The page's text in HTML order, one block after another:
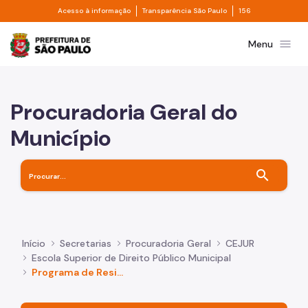
Pular para o Conteúdo principal
Acesso à informação Divisor de acesso à informação
Transparência São Paulo Divisor de
156
Prefeitura de São PauloMenu menu
Procuradoria Geral do
Município
search
Início Secretarias Procuradoria Geral
CEJUR
Escola Superior de Direito Público Municipal
Programa de Residência Jurídica